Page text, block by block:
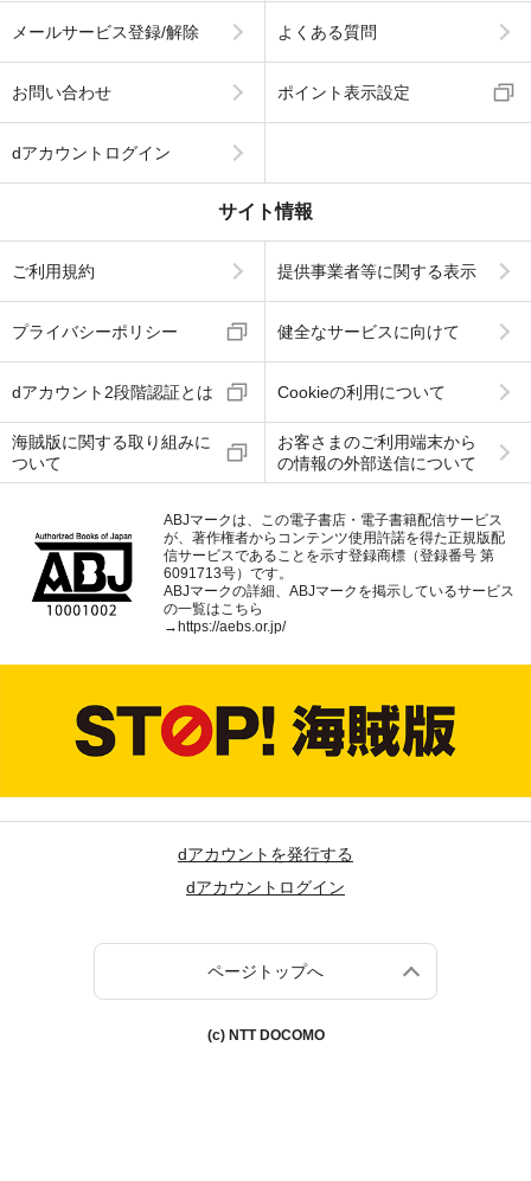
メールサービス登録/解除 よくある質問
お問い合わせ ポイント表示設定
dアカウントログイン
サイト情報
ご利用規約 提供事業者等に関する表示
プライバシーポリシー 健全なサービスに向けて
dアカウント2段階認証とは Cookieの利用について
海賊版に関する取り組みに
ついて
お客さまのご利用端末から
の情報の外部送信について
ABJマークは、この電子書店・電子書籍配信サービス
が、著作権者からコンテンツ使用許諾を得た正規版配
信サービスであることを示す登録商標（登録番号 第
6091713号）です。
ABJマークの詳細、ABJマークを掲示しているサービス
の一覧はこちら
→ https://aebs.or.jp/
dアカウントを発行する
dアカウントログイン
ページトップへ
(c) NTT DOCOMO